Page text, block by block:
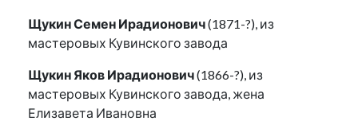
Щукин Семен Ирадионович(1871-?), из
мастеровых Кувинского завода
Щукин Яков Ирадионович(1866-?), из
мастеровых Кувинского завода, жена
Елизавета Ивановна